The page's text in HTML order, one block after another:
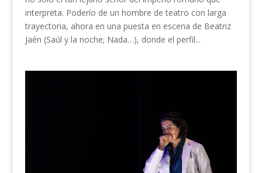
interpreta. Poderío de un hombre de teatro con larga
trayectoria, ahora en una puesta en escena de Beatriz
Jaén (Saúl y la noche; Nada…), donde el perfil...